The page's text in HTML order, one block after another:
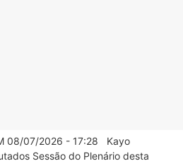
08/07/2026 - 17:28 Kayo
Sessão do Plenário desta